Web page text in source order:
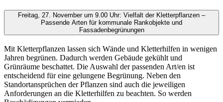
Freitag, 27. November um 9.00 Uhr: Vielfalt der Kletterpflanzen –
Passende Arten für kommunale Rankobjekte und
Fassadenbegrünungen
Mit Kletterpflanzen lassen sich Wände und Kletterhilfen in wenigen
Jahren begrünen. Dadurch werden Gebäude gekühlt und
Grünräume beschattet. Die Auswahl der passenden Art/en ist
entscheidend für eine gelungene Begrünung. Neben den
Standortansprüchen der Pflanzen sind auch die jeweiligen
Anforderungen an die Kletterhilfen zu beachten. So werden